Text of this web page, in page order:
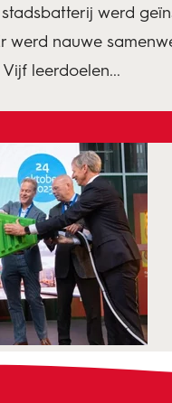
werd
werd nauwe
leerdoelen...